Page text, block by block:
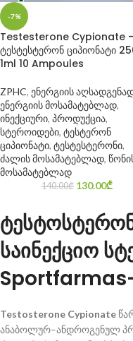
-7%
Testesterone Cypionate –
ტესტესტერონ ციპიონატი
1ml 10 Ampoules
ZPHC, ენერგიის
ენერგიის მოსამატებლად,
ინექციური, პროდუქცია,
სტეროიდები, ტესტერონ
ციპიონატი, ტესტესტერონი,
ძალის მოსამატებლად,
მოსამატებლად
140.00₾ 130.00₾
საინექციო
Testosterone Cypionate
ანაბოლურ–ანდროგენულ